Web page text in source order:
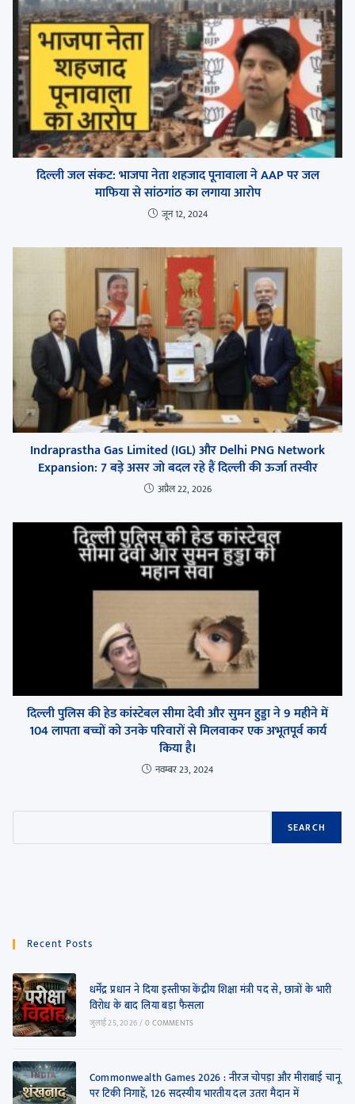
दिल्ली जल संकट: भाजपा नेता शहजाद पूनावाला ने AAP पर जल
माफिया से सांठगांठ का लगाया आरोप
जून 12, 2024
Indraprastha Gas Limited (IGL) और Delhi PNG Network
Expansion: 7 बड़े असर जो बदल रहे हैं दिल्ली की ऊर्जा तस्वीर
अप्रैल 22, 2026
दिल्ली पुलिस की हेड कांस्टेबल सीमा देवी और सुमन हुड्डा ने 9 महीने में
104 लापता बच्चों को उनके परिवारों से मिलवाकर एक अभूतपूर्व कार्य
किया है।
नवम्बर 23, 2024
SEARCH
Recent Posts
धर्मेंद्र प्रधान ने दिया इस्तीफा केंद्रीय शिक्षा मंत्री पद से, छात्रों के भारी
विरोध के बाद लिया बड़ा फैसला
जुलाई 25, 2026/0 COMMENTS
Commonwealth Games 2026 : नीरज चोपड़ा और मीराबाई चानू
पर टिकी निगाहें, 126 सदस्यीय भारतीय दल उतरा मैदान में